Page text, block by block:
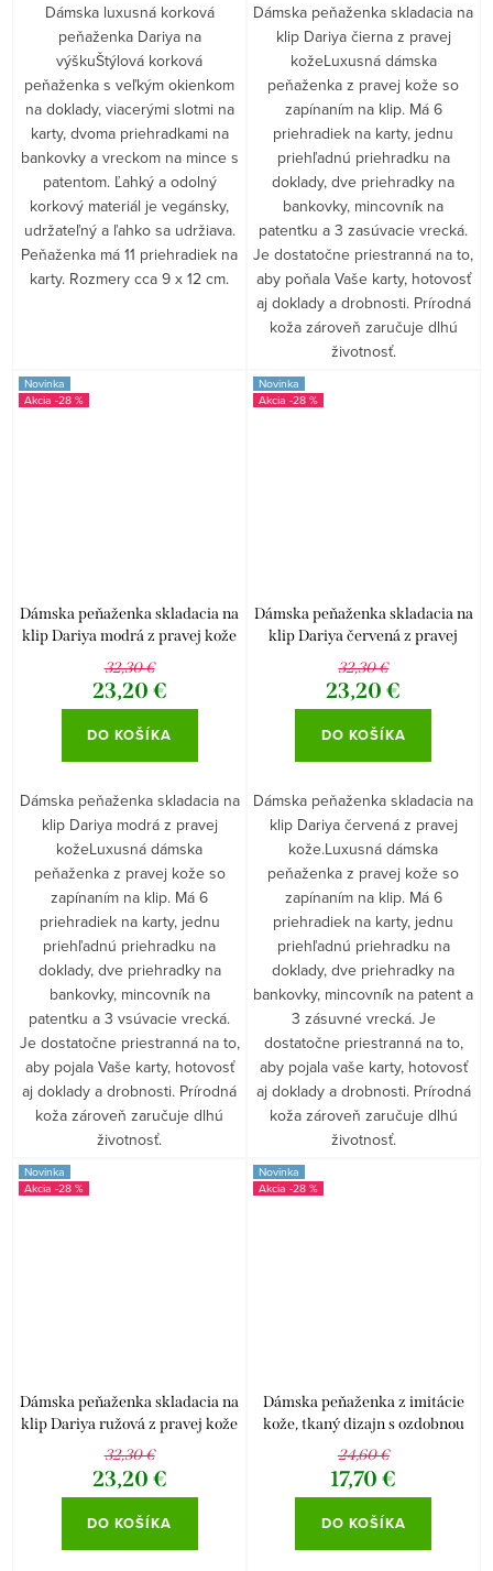
Dámska luxusná korková
peňaženka Dariya na
výškuŠtýlová korková
peňaženka s veľkým okienkom
na doklady, viacerými slotmi na
karty, dvoma priehradkami na
bankovky a vreckom na mince s
patentom. Ľahký a odolný
korkový materiál je vegánsky,
udržateľný a ľahko sa udržiava.
Peňaženka má 11 priehradiek na
karty. Rozmery cca 9 x 12 cm.
Dámska peňaženka skladacia na
klip Dariya čierna z pravej
kožeLuxusná dámska
peňaženka z pravej kože so
zapínaním na klip. Má 6
priehradiek na karty, jednu
priehľadnú priehradku na
doklady, dve priehradky na
bankovky, mincovník na
patentku a 3 zasúvacie vrecká.
Je dostatočne priestranná na to,
aby poňala Vaše karty, hotovosť
aj doklady a drobnosti. Prírodná
koža zároveň zaručuje dlhú
životnosť.
Novinka
-28 %
Dámska peňaženka skladacia na
klip Dariya modrá z pravej kože
32,30 €
23,20 €
DO KOŠÍKA
Dámska peňaženka skladacia na
klip Dariya modrá z pravej
kožeLuxusná dámska
peňaženka z pravej kože so
zapínaním na klip. Má 6
priehradiek na karty, jednu
priehľadnú priehradku na
doklady, dve priehradky na
bankovky, mincovník na
patentku a 3 vsúvacie vrecká.
Je dostatočne priestranná na to,
aby pojala Vaše karty, hotovosť
aj doklady a drobnosti. Prírodná
koža zároveň zaručuje dlhú
životnosť.
Novinka
-28 %
Dámska peňaženka skladacia na
klip Dariya červená z pravej
kože.
32,30 €
23,20 €
DO KOŠÍKA
Dámska peňaženka skladacia na
klip Dariya červená z pravej
kože.Luxusná dámska
peňaženka z pravej kože so
zapínaním na klip. Má 6
priehradiek na karty, jednu
priehľadnú priehradku na
doklady, dve priehradky na
bankovky, mincovník na patent a
3 zásuvné vrecká. Je
dostatočne priestranná na to,
aby pojala vaše karty, hotovosť
aj doklady a drobnosti. Prírodná
koža zároveň zaručuje dlhú
životnosť.
Novinka
-28 %
Dámska peňaženka skladacia na
klip Dariya ružová z pravej kože
32,30 €
23,20 €
DO KOŠÍKA
Novinka
-28 %
Dámska peňaženka z imitácie
kože, tkaný dizajn s ozdobnou
prackou červená.
24,60 €
17,70 €
DO KOŠÍKA